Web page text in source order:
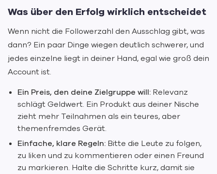
Was über den Erfolg wirklich entscheidet
Wenn nicht die Followerzahl den Ausschlag gibt, was
dann? Ein paar Dinge wiegen deutlich schwerer, und
jedes einzelne liegt in deiner Hand, egal wie groß dein
Account ist.
Ein Preis, den deine Zielgruppe will: Relevanz
schlägt Geldwert. Ein Produkt aus deiner Nische
zieht mehr Teilnahmen als ein teures, aber
themenfremdes Gerät.
Einfache, klare Regeln: Bitte die Leute zu folgen,
zu liken und zu kommentieren oder einen Freund
zu markieren. Halte die Schritte kurz, damit sie